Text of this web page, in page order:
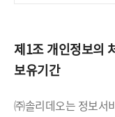
제1조 개인정보의
보유기간
㈜솔리데오는 정보서